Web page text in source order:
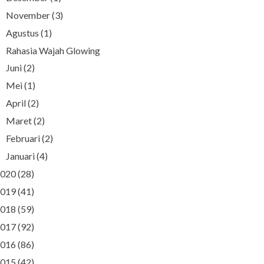
November(3)
Agustus (1)
Rahasia Wajah Glowing
Juni(2)
Mei(1)
April(2)
Maret(2)
Februari(2)
Januari(4)
(28)
(41)
(59)
(92)
(86)
(42)